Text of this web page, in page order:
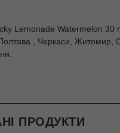
Lemonade Watermelon 30
, Черкаси, Житомир,
ПРОДУКТИ